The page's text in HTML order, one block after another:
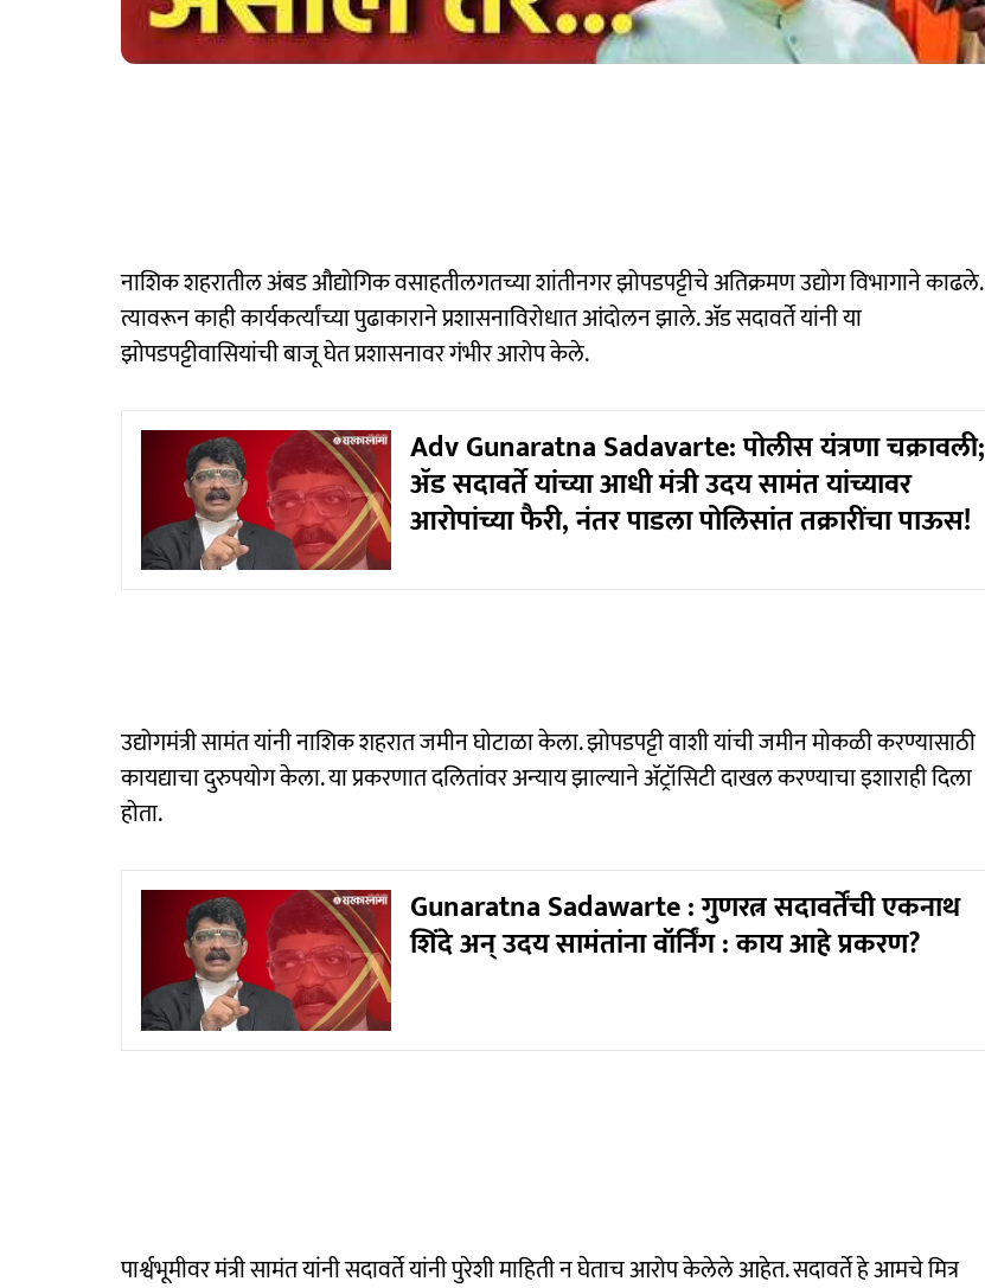
नाशिक शहरातील अंबड औद्योगिक वसाहतीलगतच्या शांतीनगर झोपडपट्टीचे अतिक्रमण उद्योग विभागाने काढले.
त्यावरून काही कार्यकर्त्यांच्या पुढाकाराने प्रशासनाविरोधात आंदोलन झाले. ॲड सदावर्ते यांनी या
झोपडपट्टीवासियांची बाजू घेत प्रशासनावर गंभीर आरोप केले.
Adv Gunaratna Sadavarte: पोलीस यंत्रणा चक्रावली;
ॲड सदावर्ते यांच्या आधी मंत्री उदय सामंत यांच्यावर
आरोपांच्या फैरी, नंतर पाडला पोलिसांत तक्रारींचा पाऊस!
उद्योगमंत्री सामंत यांनी नाशिक शहरात जमीन घोटाळा केला. झोपडपट्टी वाशी यांची जमीन मोकळी करण्यासाठी
कायद्याचा दुरुपयोग केला. या प्रकरणात दलितांवर अन्याय झाल्याने ॲट्रॉसिटी दाखल करण्याचा इशाराही दिला
होता.
Gunaratna Sadawarte : गुणरत्न सदावर्तेंची एकनाथ
शिंदे अन् उदय सामंतांना वॉर्निंग : काय आहे प्रकरण?
पार्श्वभूमीवर मंत्री सामंत यांनी सदावर्ते यांनी पुरेशी माहिती न घेताच आरोप केलेले आहेत. सदावर्ते हे आमचे मित्र